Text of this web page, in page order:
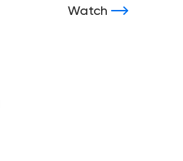
Watch